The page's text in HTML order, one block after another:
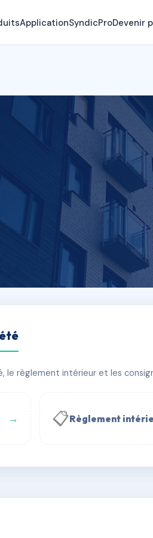
ApplicationSyndicProDevenir
WhatsApp
règlement intérieur et les
→ 📋Règlement
AA0016931 🇫🇷